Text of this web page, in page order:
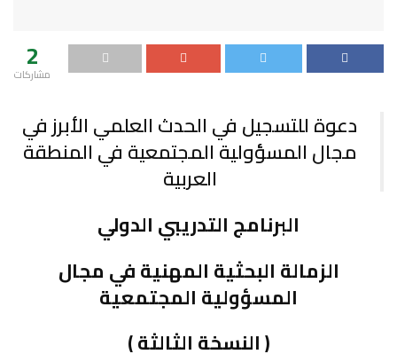
2
مشاركات
دعوة للتسجيل في الحدث العلمي الأبرز في
مجال المسؤولية المجتمعية في المنطقة
العربية
البرنامج التدريبي الدولي
الزمالة البحثية المهنية في مجال
المسؤولية المجتمعية
( النسخة الثالثة )